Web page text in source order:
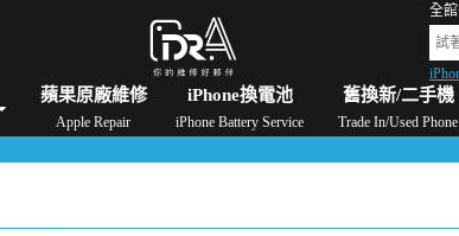
全
蘋果原廠維修
Apple Repair
iPhone換電池
iPhone Battery Service
舊換新/二手機
Trade In/Used Phone
價格 Switch維修/價格 Apple Watch維修/價格 AirPods維修/價格